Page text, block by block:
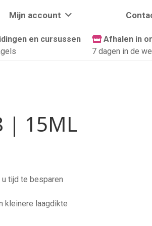
Mijn account
en cursussen
Afhalen in
7 dagen in de
| 15ML
u tijd te besparen
kleinere laagdikte